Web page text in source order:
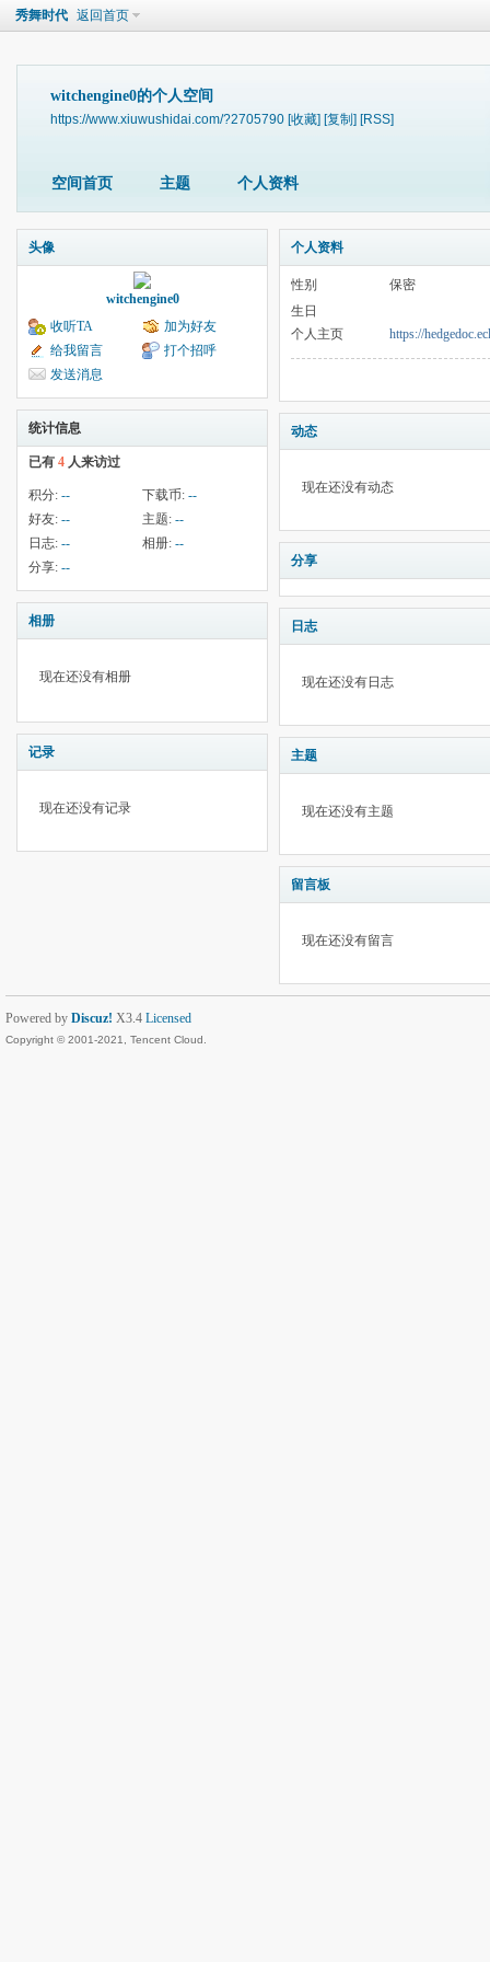
秀舞时代 返回首页
witchengine0的个人空间
https://www.xiuwushidai.com/?2705790 [收藏] [复制] [RSS]
空间首页 主题 个人资料
头像
witchengine0
收听TA
加为好友
给我留言
打个招呼
发送消息
统计信息
已有 4 人来访过
积分: -- 下载币: --
好友: -- 主题: --
日志: -- 相册: --
分享: --
相册
现在还没有相册
记录
现在还没有记录
个人资料
性别
保密
生日
个人主页
https://
动态
现在还没有动态
分享
日志
现在还没有日志
主题
现在还没有主题
留言板
现在还没有留言
Powered by Discuz! X3.4 Licensed
Copyright © 2001-2021, Tencent Cloud.